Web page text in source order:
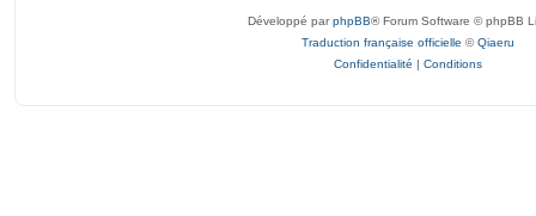
Développé parphpBB® Forum Software © phpBB
Traduction française officielle ©Qiaeru
Confidentialité | Conditions